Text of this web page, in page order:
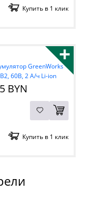
Купить в 1 клик
+
GreenWorks
60В, 2 А/ч Li-ion
BYN
Купить в 1 клик